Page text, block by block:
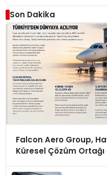
Son Dakika
Falcon Aero Group,
Küresel Çözüm